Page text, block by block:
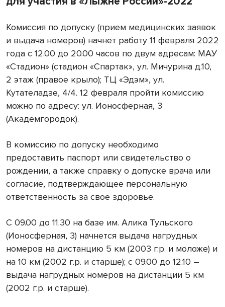
Комиссия по допуску (прием медицинских заявок
и выдача номеров) начнет работу 11 февраля 2022
года с 12.00 до 20.00 часов по двум адресам: МАУ
«Стадион» (стадион «Спартак», ул. Мичурина д.10,
2 этаж (правое крыло); ТЦ «Эдэм», ул.
Кутателадзе, 4/4. 12 февраля пройти комиссию
можно по адресу: ул. Ионосферная, 3
(Академгородок).
В комиссию по допуску необходимо
предоставить паспорт или свидетельство о
рождении, а также справку о допуске врача или
согласие, подтверждающее персональную
ответственность за свое здоровье.
С 09.00 до 11.30 на базе им. Алика Тульского
(Ионосферная, 3) начнется выдача нагрудных
номеров на дистанцию 5 км (2003 г.р. и моложе) и
на 10 км (2002 г.р. и старше); с 09.00 до 12.10 –
выдача нагрудных номеров на дистанции 5 км
(2002 г.р. и старше).